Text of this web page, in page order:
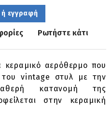
ή εγγραφή
Ρωτήστε κάτι
κεραμικό αερόθερμο που
του vintage στυλ με την
κατανομή της
στην κεραμική